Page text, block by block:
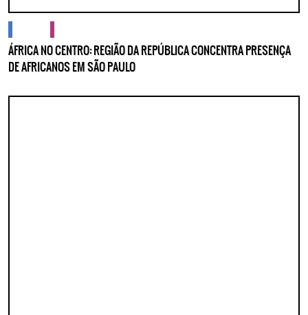
ÁFRICA NO CENTRO: REGIÃO DA REPÚBLICA CONCENTRA PRESENÇA
DE AFRICANOS EM SÃO PAULO